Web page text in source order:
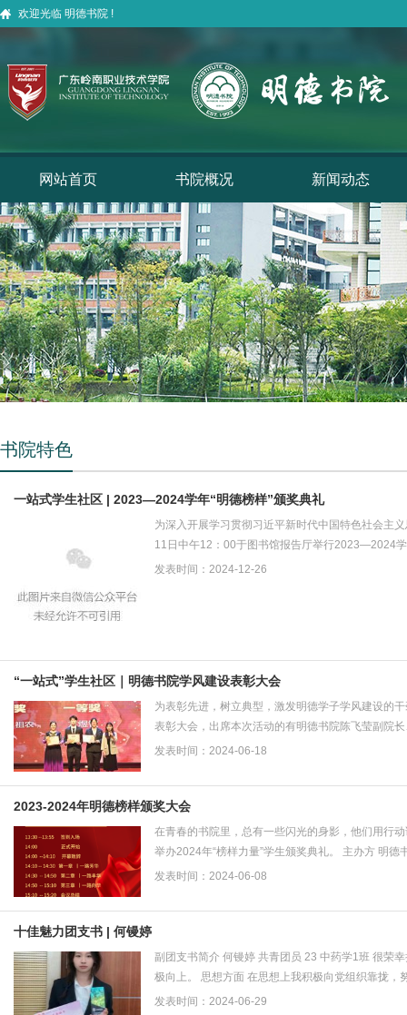
欢迎光临 明德书院 !
网站首页 书院概况 新闻动态
书院特色
一站式学生社区 | 2023—2024学年“明德榜样”颁奖典礼
为深入开展学习贯彻习近平新时代中国特色社会主
11日中午12：00于图书馆报告厅举行2023—2024
发表时间：2024-12-26
“一站式”学生社区｜明德书院学风建设表彰大会
为表彰先进，树立典型，激发明德学子学风建设的
表彰大会，出席本次活动的有明德书院陈飞莹副院
发表时间：2024-06-18
2023-2024年明德榜样颁奖大会
在青春的书院里，总有一些闪光的身影，他们用行
举办2024年“榜样力量”学生颁奖典礼。 主办方 明德
发表时间：2024-06-08
十佳魅力团支书 | 何镘婷
副团支书简介 何镘婷 共青团员 23 中药学1班 很荣
极向上。 思想方面 在思想上我积极向党组织靠拢，
发表时间：2024-06-29